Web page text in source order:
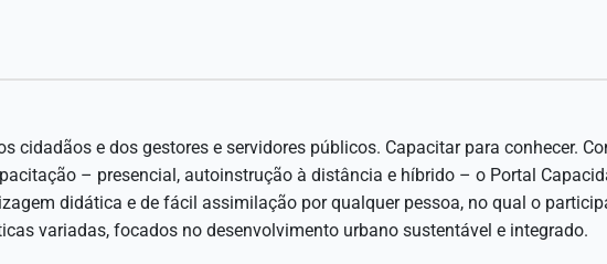
cidadãos e dos gestores e servidores públicos. Capacitar para conhecer.
– presencial, autoinstrução à distância e híbrido – o Portal
didática e de fácil assimilação por qualquer pessoa, no qual o
variadas, focados no desenvolvimento urbano sustentável e integrado.